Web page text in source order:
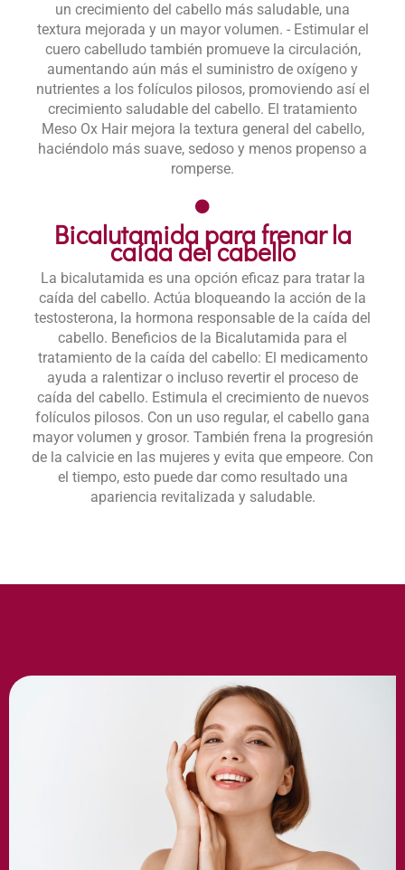
un crecimiento del cabello más saludable, una
textura mejorada y un mayor volumen. - Estimular el
cuero cabelludo también promueve la circulación,
aumentando aún más el suministro de oxígeno y
nutrientes a los folículos pilosos, promoviendo así el
crecimiento saludable del cabello. El tratamiento
Meso Ox Hair mejora la textura general del cabello,
haciéndolo más suave, sedoso y menos propenso a
romperse.
Bicalutamida para frenar la
caída del cabello
La bicalutamida es una opción eficaz para tratar la
caída del cabello. Actúa bloqueando la acción de la
testosterona, la hormona responsable de la caída del
cabello. Beneficios de la Bicalutamida para el
tratamiento de la caída del cabello: El medicamento
ayuda a ralentizar o incluso revertir el proceso de
caída del cabello. Estimula el crecimiento de nuevos
folículos pilosos. Con un uso regular, el cabello gana
mayor volumen y grosor. También frena la progresión
de la calvicie en las mujeres y evita que empeore. Con
el tiempo, esto puede dar como resultado una
apariencia revitalizada y saludable.